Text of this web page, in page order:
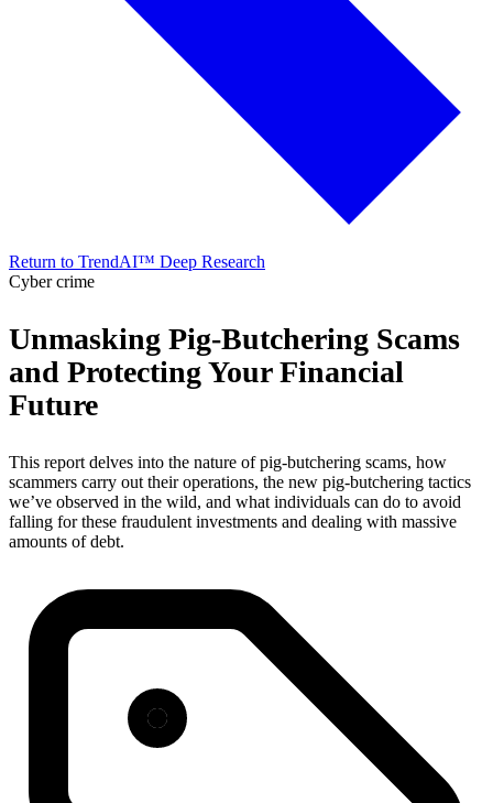
Return to TrendAI™ Deep Research
Cyber crime
Unmasking Pig-Butchering Scams
and Protecting Your Financial
Future
This report delves into the nature of pig-butchering scams, how
scammers carry out their operations, the new pig-butchering tactics
we’ve observed in the wild, and what individuals can do to avoid
falling for these fraudulent investments and dealing with massive
amounts of debt.